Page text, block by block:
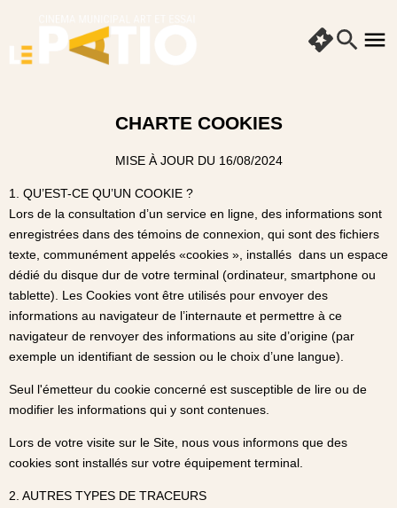
CHARTE COOKIES
MISE À JOUR DU 16/08/2024
1. QU’EST-CE QU’UN COOKIE ?
Lors de la consultation d’un service en ligne, des informations sont
enregistrées dans des témoins de connexion, qui sont des fichiers
texte, communément appelés «cookies », installés dans un espace
dédié du disque dur de votre terminal (ordinateur, smartphone ou
tablette). Les Cookies vont être utilisés pour envoyer des
informations au navigateur de l’internaute et permettre à ce
navigateur de renvoyer des informations au site d’origine (par
exemple un identifiant de session ou le choix d’une langue).
Seul l'émetteur du cookie concerné est susceptible de lire ou de
modifier les informations qui y sont contenues.
Lors de votre visite sur le Site, nous vous informons que des
cookies sont installés sur votre équipement terminal.
2. AUTRES TYPES DE TRACEURS